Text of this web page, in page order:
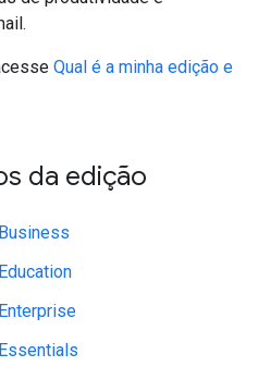
Qual é a minha edição e
da edição